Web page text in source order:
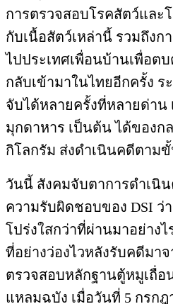
การตรวจสอบโรคสัตว์และ
กับเนื้อสัตว์เหล่านี้ รวมถึง
ไปประเทศเพื่อนบ้านเพื่อต
กลับเข้ามาในไทยอีกครั้ง ร
จับได้หลายครั้งที่หลายด่าน
มุกดาหาร เป็นต้น ได้ของก
กิโลกรัม ส่งดำเนินคดีตาม
วันนี้ สังคมจับตาการดำเนิ
ความรับผิดชอบของ DSI ว่
โปร่งใสกว่าที่ผ่านมาอย่าง
ที่อย่างว่องไวหลังรับคดีมา
ตรวจสอบหลักฐานตู้หมูเถื่อ
แหลมฉบัง เมื่อวันที่ 5 กรก